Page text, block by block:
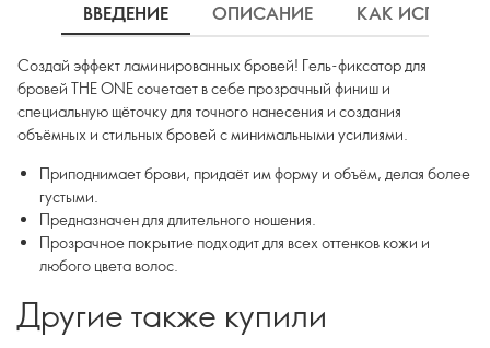
ВВЕДЕНИЕ ОПИСАНИЕ КАК
Создай эффект ламинированных бровей! Гель-фиксатор для
бровей THE ONE сочетает в себе прозрачный финиш и
специальную щёточку для точного нанесения и создания
объёмных и стильных бровей с минимальными усилиями.
Приподнимает брови, придаёт им форму и объём, делая более
густыми.
Предназначен для длительного ношения.
Прозрачное покрытие подходит для всех оттенков кожи и
любого цвета волос.
Другие также купили